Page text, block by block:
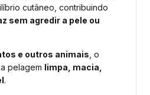
cutâneo, contribuindo
sem agredir a pele ou
e outros animais , o
pelagem limpa, macia,
.